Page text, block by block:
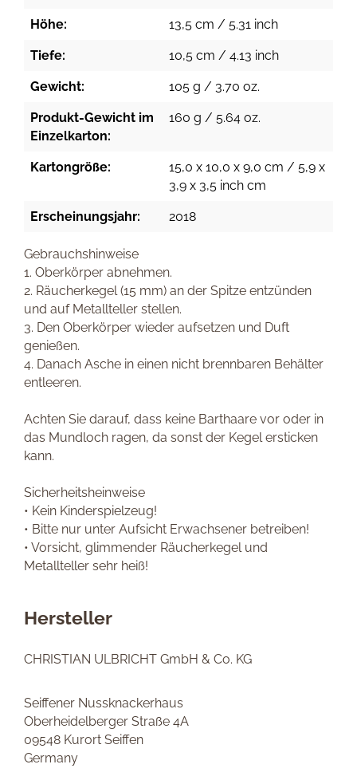
Höhe: 13,5 cm / 5.31 inch
Tiefe: 10,5 cm / 4.13 inch
Gewicht: 105 g / 3.70 oz.
Produkt-Gewicht im
Einzelkarton:
160 g / 5.64 oz.
Kartongröße:
15,0 x 10,0 x 9,0 cm / 5,9 x
3,9 x 3,5 inch cm
Erscheinungsjahr: 2018
Gebrauchshinweise
1. Oberkörper abnehmen.
2. Räucherkegel (15 mm) an der Spitze entzünden
und auf Metallteller stellen.
3. Den Oberkörper wieder aufsetzen und Duft
genießen.
4. Danach Asche in einen nicht brennbaren Behälter
entleeren.
Achten Sie darauf, dass keine Barthaare vor oder in
das Mundloch ragen, da sonst der Kegel ersticken
kann.
Sicherheitsheinweise
• Kein Kinderspielzeug!
• Bitte nur unter Aufsicht Erwachsener betreiben!
• Vorsicht, glimmender Räucherkegel und
Metallteller sehr heiß!
Hersteller
CHRISTIAN ULBRICHT GmbH & Co. KG
Seiffener Nussknackerhaus
Oberheidelberger Straße 4A
09548 Kurort Seiffen
Germany